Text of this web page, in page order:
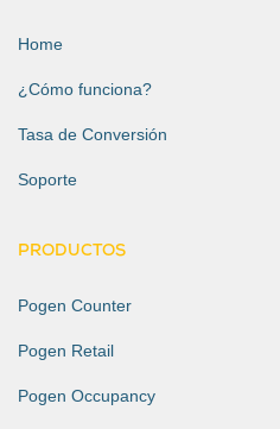
Home
¿Cómo funciona?
Tasa de Conversión
Soporte
PRODUCTOS
Pogen Counter
Pogen Retail
Pogen Occupancy